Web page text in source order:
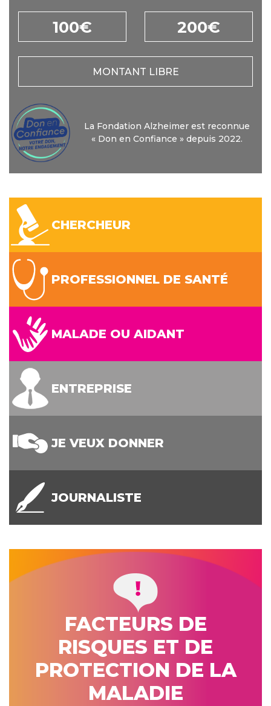
100€ 200€
MONTANT LIBRE
La Fondation Alzheimer est reconnue
« Don en Confiance » depuis 2022.
CHERCHEUR
PROFESSIONNEL DE SANTÉ
MALADE OU AIDANT
ENTREPRISE
JE VEUX DONNER
JOURNALISTE
FACTEURS DE
RISQUES ET DE
PROTECTION DE LA
MALADIE